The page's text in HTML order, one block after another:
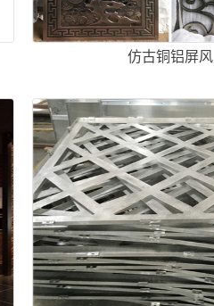
仿古铜铝屏风